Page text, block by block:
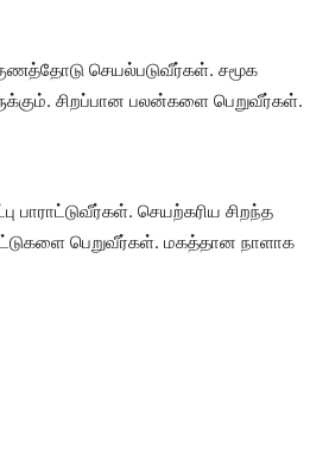
செயல்படுவீர்கள். சமூக
சிறப்பான பலன்களை பெறுவீர்கள்.
பாராட்டுவீர்கள். செயற்கரிய சிறந்த
பெறுவீர்கள். மகத்தான நாளாக